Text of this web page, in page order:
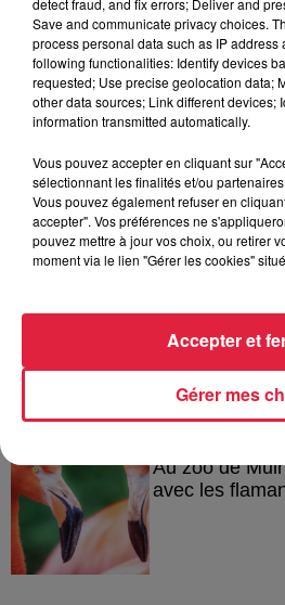
A lire aussi
6 août 2026
À Hoerdt, de
robinets
Catherine
Au zoo de
avec les
detect fraud, and fix errors; Deliver and
Save and communicate privacy choices.
process personal data such as IP address
following functionalities: Identify devices
requested; Use precise geolocation data;
other data sources; Link different devices;
information transmitted automatically.
Vous pouvez accepter en cliquant sur
sélectionnant les finalités et/ou
Vous pouvez également refuser en
accepter". Vos préférences ne
pouvez mettre à jour vos choix, ou retirer
moment via le lien "Gérer les cookies"
Gérer mes
Accepter et